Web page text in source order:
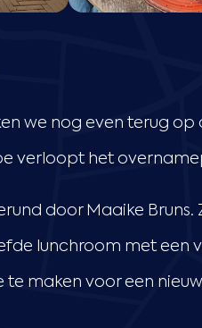
we nog even terug
verloopt het
door Maaike
lunchroom met een
maken voor een